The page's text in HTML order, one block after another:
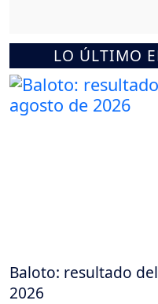
LO ÚLTIMO
Baloto: resultado
2026